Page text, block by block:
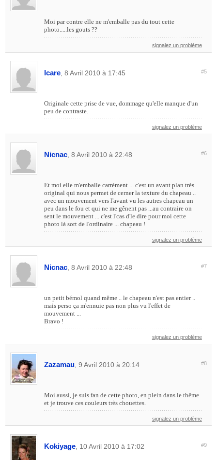
Moi par contre elle ne m'emballe pas du tout cette
photo.....les gouts ??
signalez un problème
Icare, 8 Avril 2010 à 17:45 #5
Originale cette prise de vue, dommage qu'elle manque d'un
peu de contraste.
signalez un problème
Nicnac, 8 Avril 2010 à 22:48 #6
Et moi elle m'emballe carrément ... c'est un avant plan très
original qui nous permet de cerner la texture du chapeau ..
avec un mouvement vers l'avant vu les autres chapeau un
peu dans le fou et qui ne me gênent pas ...au contraire on
sent le mouvement ... c'est l'cas d'le dire pour moi cette
photo là sort de l'ordinaire ... chapeau !
signalez un problème
Nicnac, 8 Avril 2010 à 22:48 #7
un petit bémol quand même .. le chapeau n'est pas entier ..
mais perso ça m'ennuie pas non plus vu l'effet de
mouvement ...
Bravo !
signalez un problème
Zazamau, 9 Avril 2010 à 20:14 #8
Moi aussi, je suis fan de cette photo, en plein dans le thême
et je trouve ces couleurs très chouettes.
signalez un problème
Kokiyage, 10 Avril 2010 à 17:02 #9